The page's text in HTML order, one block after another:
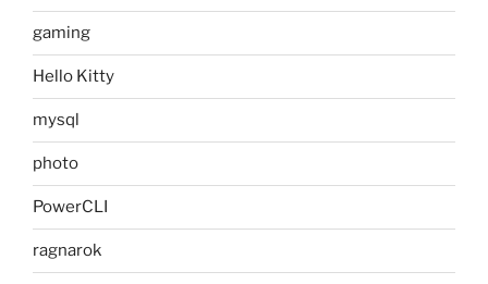
gaming
Hello Kitty
mysql
photo
PowerCLI
ragnarok